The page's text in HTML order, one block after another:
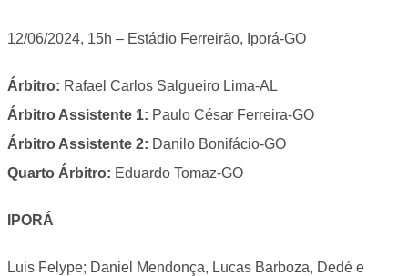
12/06/2024, 15h – Estádio Ferreirão, Iporá-GO
Árbitro: Rafael Carlos Salgueiro Lima-AL
Árbitro Assistente 1: Paulo César Ferreira-GO
Árbitro Assistente 2: Danilo Bonifácio-GO
Quarto Árbitro: Eduardo Tomaz-GO
IPORÁ
Luis Felype; Daniel Mendonça, Lucas Barboza, Dedé e